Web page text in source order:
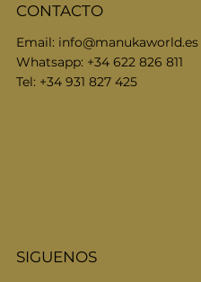
CONTACTO
Email: info@manukaworld.es
Whatsapp: +34 622 826 811
Tel: +34 931 827 425
SIGUENOS